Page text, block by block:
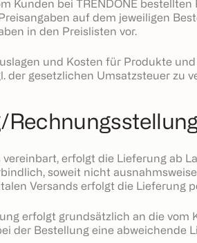
Kunden bei TRENDONE
auf dem jeweiligen
in den Preislisten vor.
und Kosten für Produkte
der gesetzlichen Umsatzsteuer zu
erfolgt die Lieferung ab
soweit nicht
Versands erfolgt die Lieferung
erfolgt grundsätzlich an die vom
der Bestellung eine abweichende